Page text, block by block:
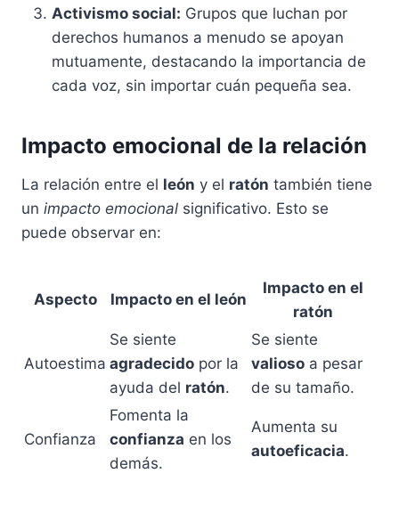
Activismo social: Grupos que luchan por
derechos humanos a menudo se apoyan
mutuamente, destacando la importancia de
cada voz, sin importar cuán pequeña sea.
Impacto emocional de la relación
La relación entre el león y el ratón también tiene
un impacto emocional significativo. Esto se
puede observar en:
Aspecto Impacto en el león
Impacto en el
ratón
Autoestima
Se siente
agradecido por la
ayuda del ratón.
Se siente
valioso a pesar
de su tamaño.
Confianza
Fomenta la
confianza en los
demás.
Aumenta su
autoeficacia.